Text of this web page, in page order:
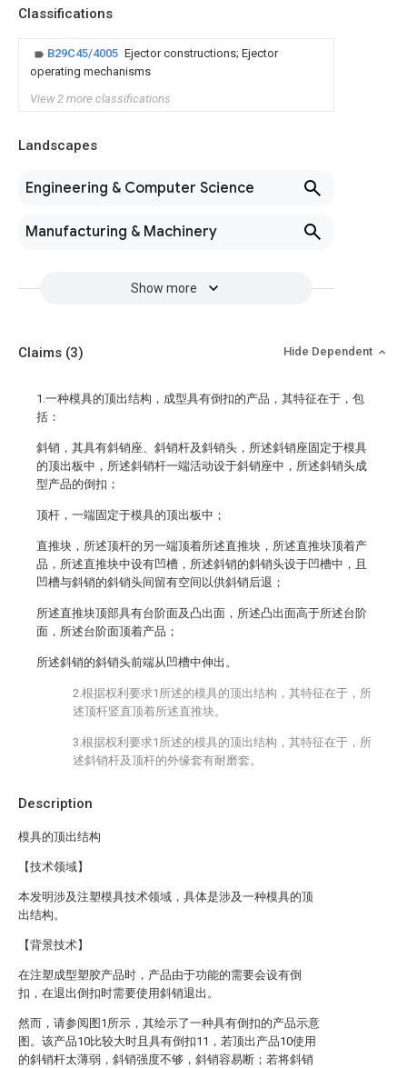
Classifications
B29C45/4005 Ejector constructions; Ejector
operating mechanisms
View 2 more classifications
Landscapes
Engineering & Computer Science
Manufacturing & Machinery
Show more
Description
模具的顶出结构
【技术领域】
本发明涉及注塑模具技术领域，具体是涉及一种模具的顶
出结构。
【背景技术】
在注塑成型塑胶产品时，产品由于功能的需要会设有倒
扣，在退出倒扣时需要使用斜销退出。
然而，请参阅图1所示，其绘示了一种具有倒扣的产品示意
图。该产品10比较大时且具有倒扣11，若顶出产品10使用
的斜销杆太薄弱，斜销强度不够，斜销容易断；若将斜销
Claims (3) Hide Dependent
1.一种模具的顶出结构，成型具有倒扣的产品，其特征在于，包
括：
斜销，其具有斜销座、斜销杆及斜销头，所述斜销座固定于模具
的顶出板中，所述斜销杆一端活动设于斜销座中，所述斜销头成
型产品的倒扣；
顶杆，一端固定于模具的顶出板中；
直推块，所述顶杆的另一端顶着所述直推块，所述直推块顶着产
品，所述直推块中设有凹槽，所述斜销的斜销头设于凹槽中，且
凹槽与斜销的斜销头间留有空间以供斜销后退；
所述直推块顶部具有台阶面及凸出面，所述凸出面高于所述台阶
面，所述台阶面顶着产品；
所述斜销的斜销头前端从凹槽中伸出。
2.根据权利要求1所述的模具的顶出结构，其特征在于，所
述顶杆竖直顶着所述直推块。
3.根据权利要求1所述的模具的顶出结构，其特征在于，所
述斜销杆及顶杆的外缘套有耐磨套。